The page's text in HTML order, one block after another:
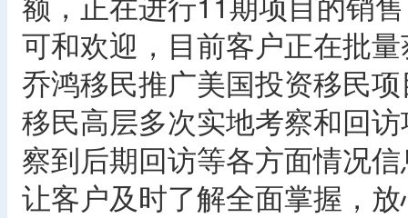
可和欢迎，目前客户正在批
乔鸿移民推广美国投资移民
移民高层多次实地考察和回
察到后期回访等各方面情况
让客户及时了解全面掌握，